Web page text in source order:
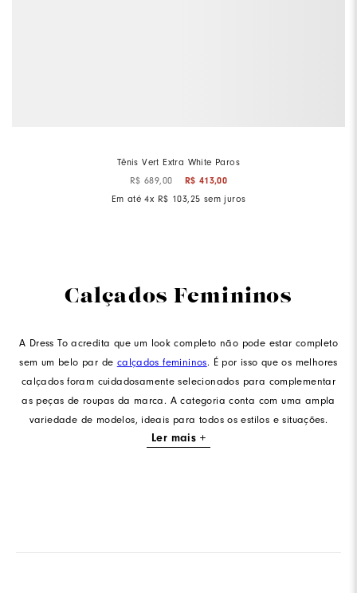
Tênis Vert Extra White Paros
R$ 689,00 R$ 413,00
Em até4x R$ 103,25 sem juros
Calçados Femininos
A Dress To acredita que um look completo não pode estar completo
sem um belo par de calçados femininos. É por isso que os melhores
calçados foram cuidadosamente selecionados para complementar
as peças de roupas da marca. A categoria conta com uma ampla
variedade de modelos, ideais para todos os estilos e situações.
Ler mais +